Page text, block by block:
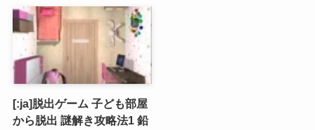
[:ja]脱出ゲーム 子ども部屋
から脱出 謎解き攻略法1 鉛